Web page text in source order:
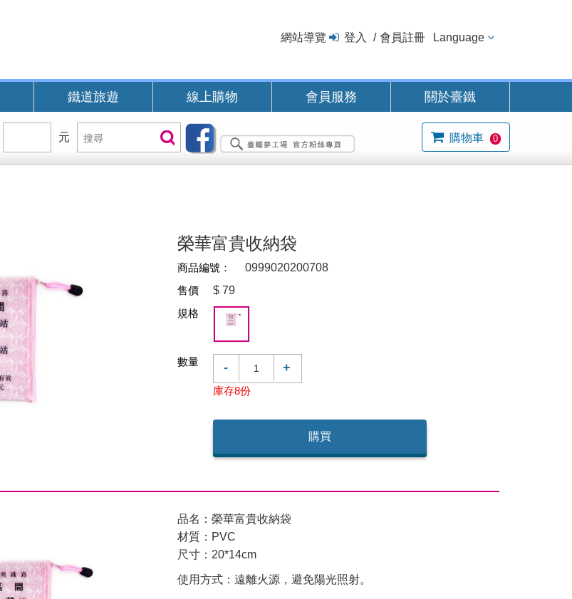
網站導覽 登入 會員註冊 Language
鐵道旅遊 線上購物 會員服務 關於臺鐵
位
元
搜
尋
搜尋 購物車 0
榮華富貴收納袋
商品編號：
0999020200708
售價
$ 79
規格
數量 - +
庫存8份
購買
品名：榮華富貴收納袋
材質：PVC
尺寸：20*14cm
使用方式：遠離火源，避免陽光照射。